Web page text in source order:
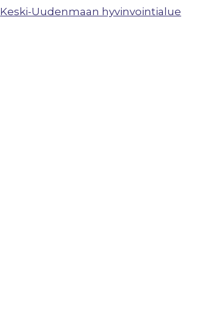
Keski-Uudenmaan hyvinvointialue